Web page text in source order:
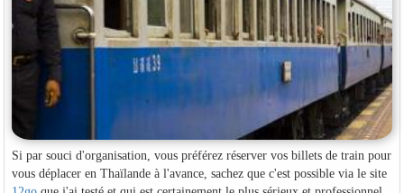
Si par souci d'organisation, vous préférez réserver vos billets de train pour
vous déplacer en Thaïlande à l'avance, sachez que c'est possible via le site